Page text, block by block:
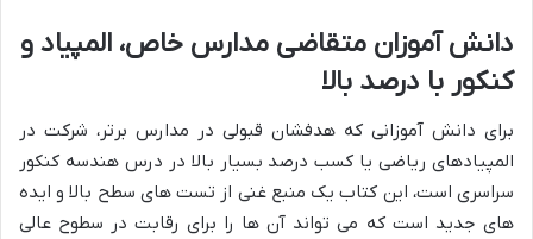
دانش آموزان متقاضی مدارس خاص، المپیاد و
کنکور با درصد بالا
برای دانش آموزانی که هدفشان قبولی در مدارس برتر، شرکت در
المپیادهای ریاضی یا کسب درصد بسیار بالا در درس هندسه کنکور
سراسری است، این کتاب یک منبع غنی از تست های سطح بالا و ایده
های جدید است که می تواند آن ها را برای رقابت در سطوح عالی